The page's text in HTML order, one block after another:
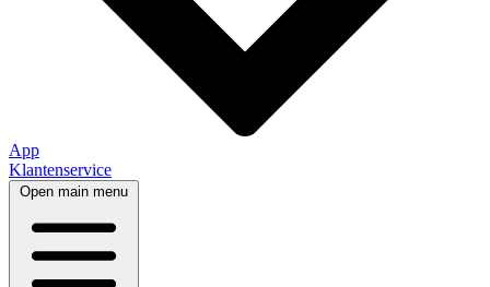
App
Klantenservice
Open main menu